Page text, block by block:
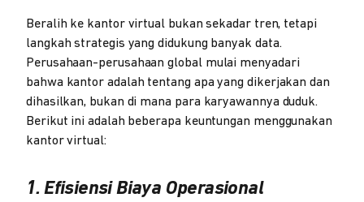
Beralih ke kantor virtual bukan sekadar tren, tetapi
langkah strategis yang didukung banyak data.
Perusahaan-perusahaan global mulai menyadari
bahwa kantor adalah tentang apa yang dikerjakan dan
dihasilkan, bukan di mana para karyawannya duduk.
Berikut ini adalah beberapa keuntungan menggunakan
kantor virtual:
1. Efisiensi Biaya Operasional